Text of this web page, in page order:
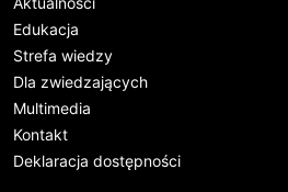
Edukacja
Strefa wiedzy
Dla zwiedzających
Multimedia
Kontakt
Deklaracja dostępności